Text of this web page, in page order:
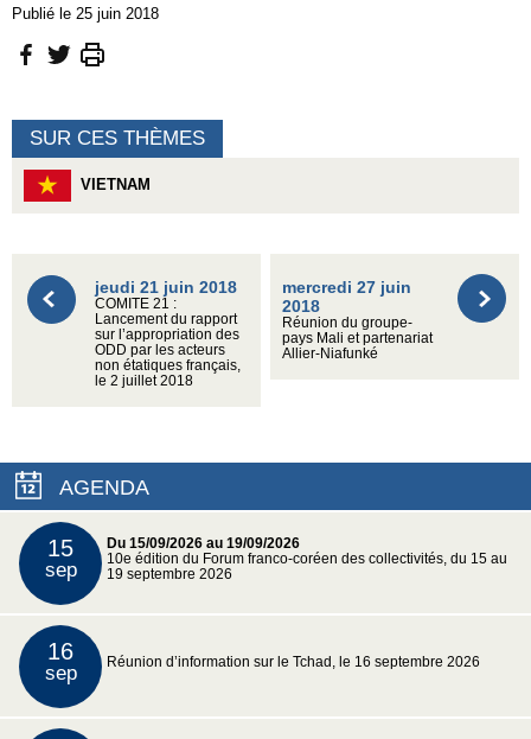
Publié le 25 juin 2018
SUR CES THÈMES
VIETNAM
jeudi 21 juin 2018
COMITE 21 :
Lancement du rapport
sur l’appropriation des
ODD par les acteurs
non étatiques français,
le 2 juillet 2018
mercredi 27 juin
2018
Réunion du groupe-
pays Mali et partenariat
Allier-Niafunké
AGENDA
15
sep
Du 15/09/2026 au 19/09/2026
10e édition du Forum franco-coréen des collectivités, du 15 au
19 septembre 2026
16
sep Réunion d’information sur le Tchad, le 16 septembre 2026